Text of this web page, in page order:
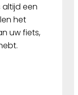
altijd een
het
uw fiets,